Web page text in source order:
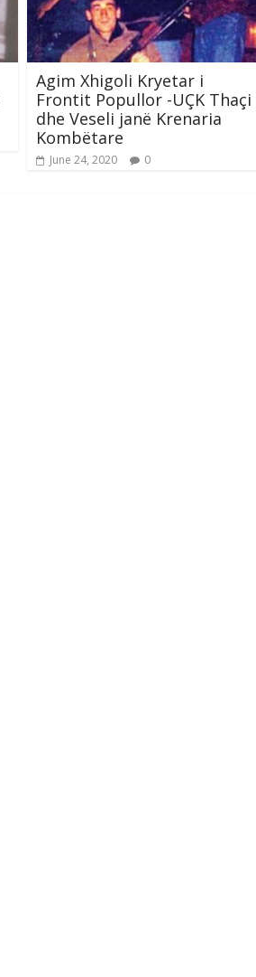
Agim Xhigoli Kryetar i
Frontit Popullor -UÇK Thaçi
dhe Veseli janë Krenaria
Kombëtare
June 24, 2020 0